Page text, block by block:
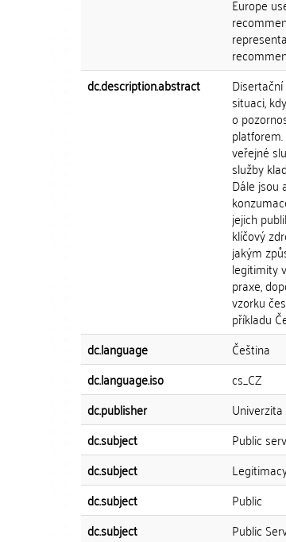
Europe
dc.description.abstract
situaci,
o
veřejné
služby
Dále jsou
jejich
klíčový
jakým
legitimity
praxe,
vzorku
příkladu
dc.language Čeština
dc.language.iso
cs_CZ
dc.publisher
dc.subject
Public
dc.subject
dc.subject
Public
dc.subject
Public